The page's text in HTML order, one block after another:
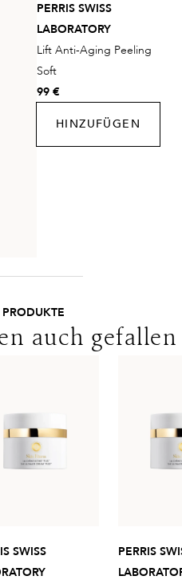
Für den Versand ins
PERRIS SWISS
LABORATORY
Lift Anti-Aging Peeling
Soft
99 €
HINZUFÜGEN
auch gefallen
SWISS
PERRIS